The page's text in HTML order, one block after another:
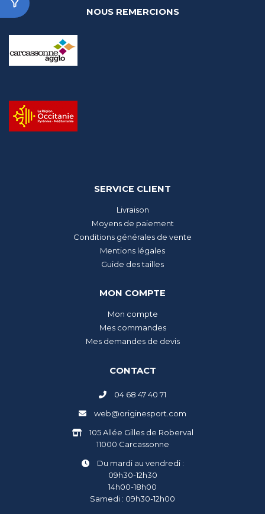
NOUS REMERCIONS
SERVICE CLIENT
Livraison
Moyens de paiement
Conditions générales de vente
Mentions légales
Guide des tailles
MON COMPTE
Mon compte
Mes commandes
Mes demandes de devis
CONTACT
04 68 47 40 71
web@originesport.com
105 Allée Gilles de Roberval
11000 Carcassonne
Du mardi au vendredi :
09h30-12h30
14h00-18h00
Samedi : 09h30-12h00